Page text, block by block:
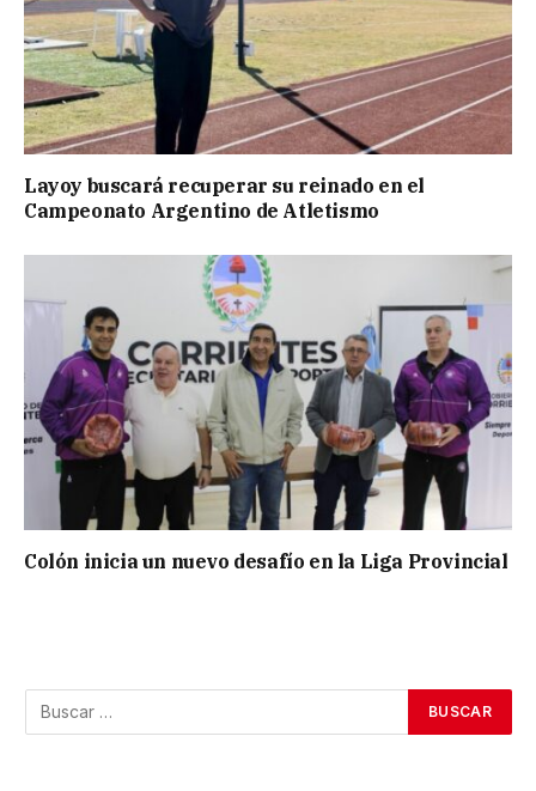
Layoy buscará recuperar su reinado en el
Campeonato Argentino de Atletismo
Colón inicia un nuevo desafío en la Liga Provincial